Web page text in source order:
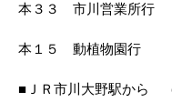
本３３ 市川営業所行
本１５ 動植物園行
■ＪＲ市川大野駅から